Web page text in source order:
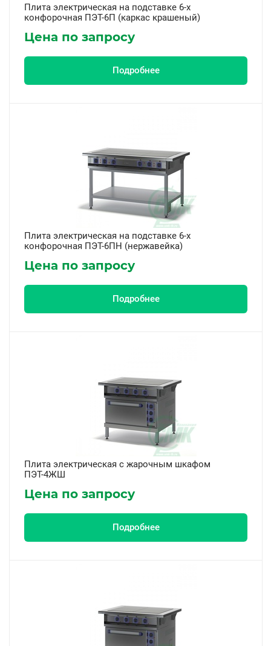
Плита электрическая на подставке 6-х
конфорочная ПЭТ-6П (каркас крашеный)
Цена по запросу
Подробнее
Плита электрическая на подставке 6-х
конфорочная ПЭТ-6ПН (нержавейка)
Цена по запросу
Подробнее
Плита электрическая с жарочным шкафом
ПЭТ-4ЖШ
Цена по запросу
Подробнее